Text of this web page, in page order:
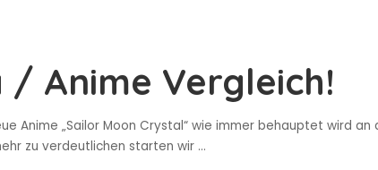
/ Anime Vergleich!
Anime „Sailor Moon Crystal“ wie immer behauptet wird
zu verdeutlichen starten wir ...